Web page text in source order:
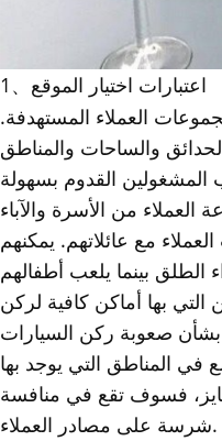
1 、 اعتبارات اختيار الموقع
العملاء المستهدفة.
والساحات والمناطق
المشغولين القدوم بسهولة
العملاء من الأسرة والآباء
مع عائلاتهم. يمكنهم
بها أماكن كافية لركن
صعوبة ركن السيارات
في المناطق التي يوجد بها
فسوف تقع في منافسة
شرسة على مصادر العملاء.